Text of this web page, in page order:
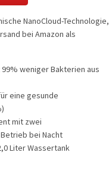
NanoCloud-Technologie,
bei Amazon als
weniger Bakterien aus
eine gesunde
mit zwei
bei Nacht
Liter Wassertank